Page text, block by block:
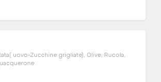
uovo-Zucchine grigliate), Olive, Rucola,